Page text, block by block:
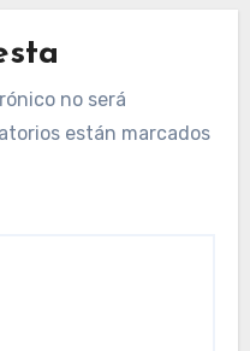
no será
están marcados